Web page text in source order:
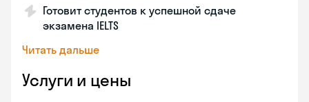
Готовит студентов к успешной сдаче
экзамена IELTS
Читать дальше
Услуги и цены